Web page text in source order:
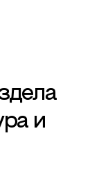
и